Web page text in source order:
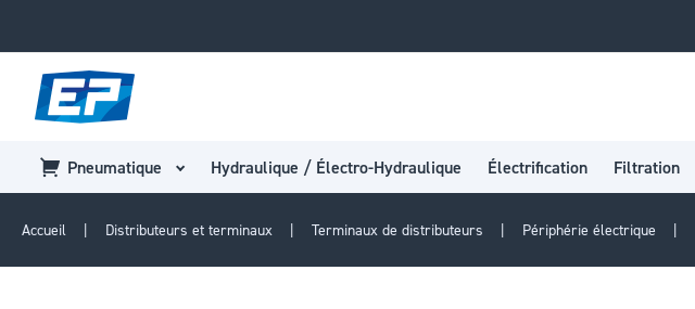
Pneumatique Hydraulique / Électro-Hydraulique Électrification Filtration
Accueil Distributeurs et terminaux Terminaux de distributeurs Périphérie électrique